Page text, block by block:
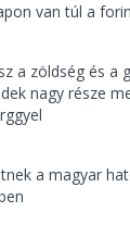
van túl a
a zöldség és a
nagy része
a magyar